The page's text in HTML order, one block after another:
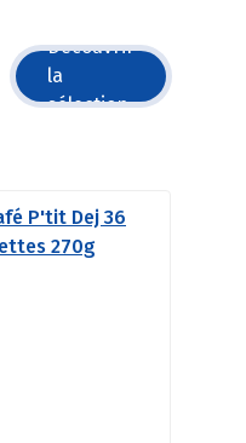
Découvrir
la
sélection